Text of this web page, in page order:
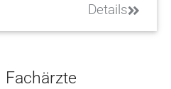
Details
Fachärzte